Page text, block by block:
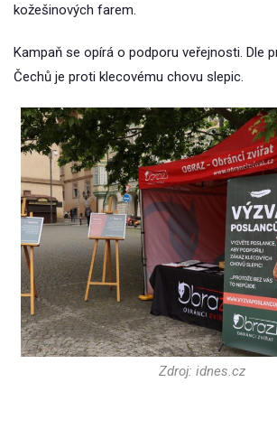
kožešinových farem.
Kampaň se opírá o podporu veřejnosti. Dle
Čechů je proti klecovému chovu slepic.
Zdroj: idnes.cz